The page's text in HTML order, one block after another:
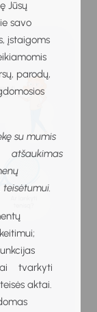
Jūsų
savo
įstaigoms
parodų,
su mumis
kai tvarkyti
aktai.